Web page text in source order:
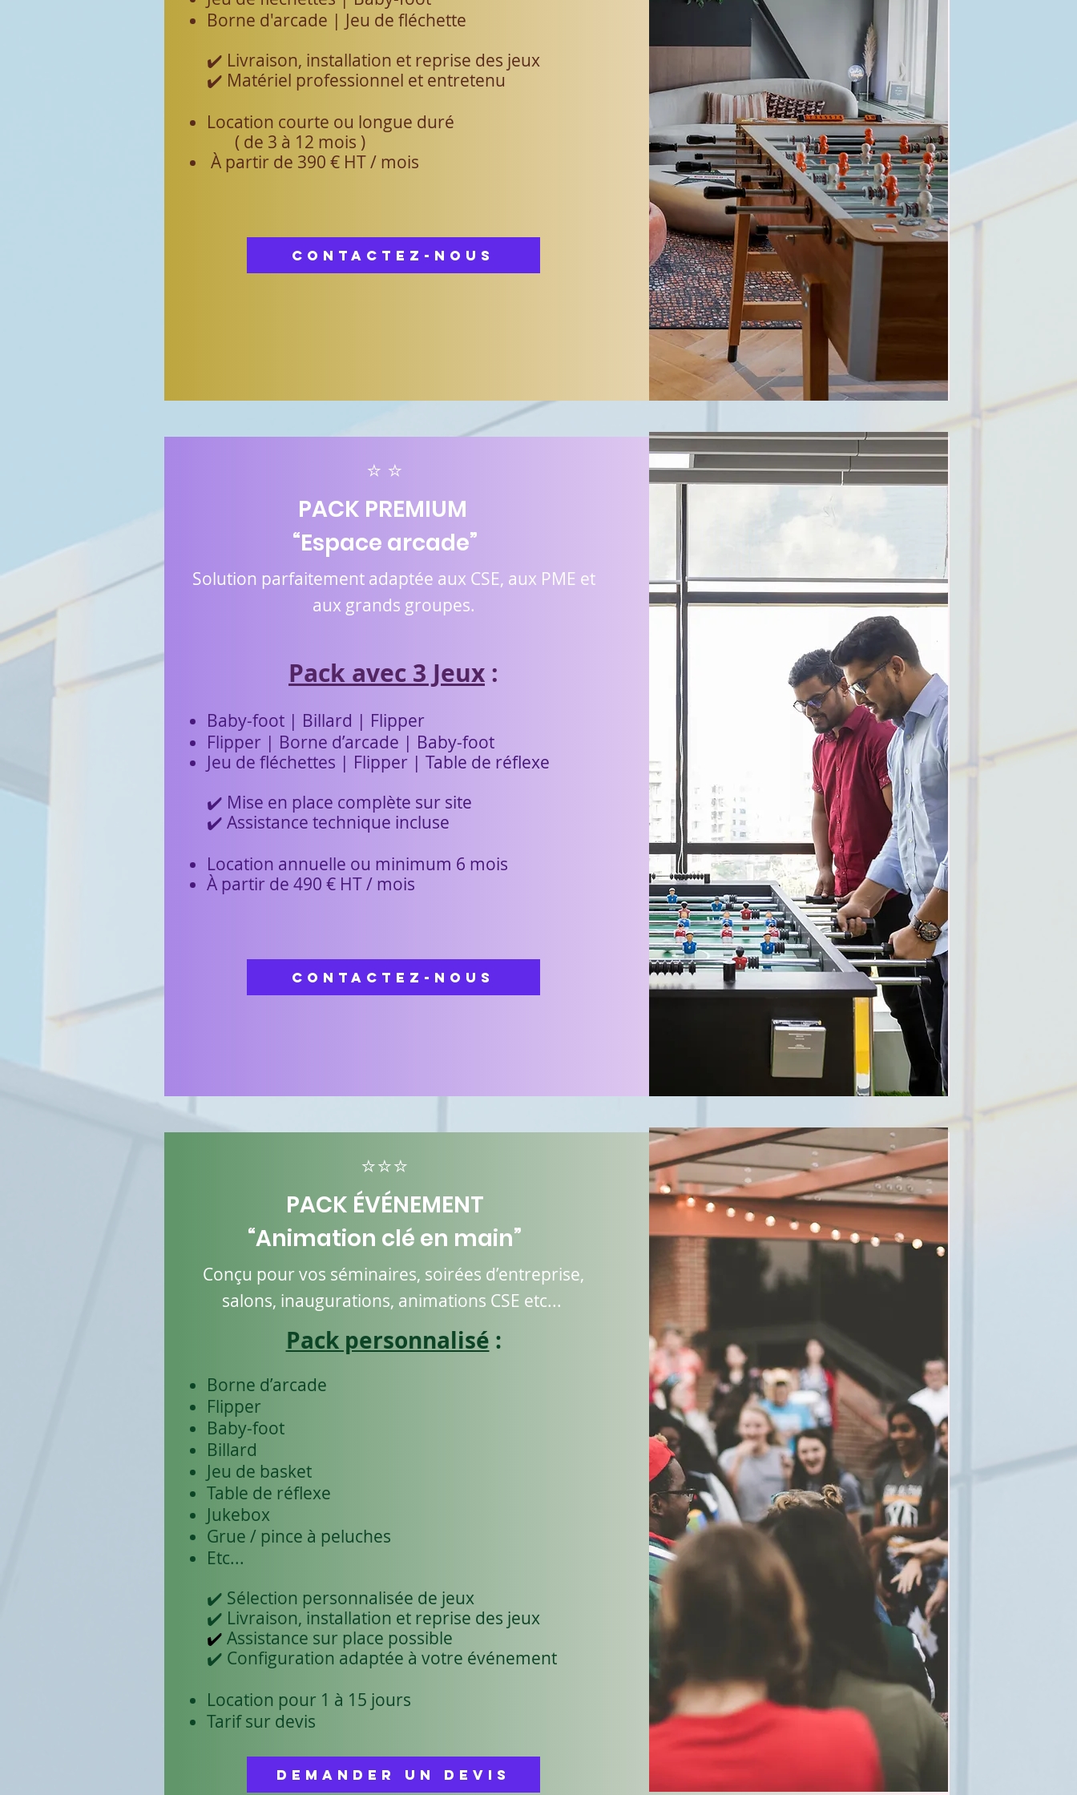
Borne d'arcade | Jeu de fléchette
✔️ Livraison, installation et reprise des jeux
✔️ Matériel professionnel et entretenu
Location courte ou longue duré
( de 3 à 12 mois )
À partir de 390 € HT​/ mois
Contactez-nous
⭐ ⭐
PACK PREMIUM
“Espace arcade”
Solution parfaitement adaptée aux CSE, aux PME et
aux grands groupes.
Pack avec 3 Jeux :
Baby-foot | Billard | Flipper
Flipper | Borne d’arcade | Baby-foot
Jeu de fléchettes | Flipper | Table de réflexe
✔️ Mise en place complète sur site
✔️ Assistance technique incluse
Location annuelle ou minimum 6 mois
À partir de 490 € HT​ / mois
Contactez-nous
⭐⭐⭐
PACK ÉVÉNEMENT
“Animation clé en main”
Conçu pour vos séminaires, soirées d’entreprise,
salons, inaugurations, animations CSE etc...
Pack personnalisé :
Borne d’arcade
Flipper
Baby-foot
Billard
Jeu de basket
Table de réflexe
Jukebox
Grue / pince à peluches
Etc...
✔️ Sélection personnalisée de jeux
✔️ Livraison, installation et reprise des jeux
✔️ Assistance sur place possible
✔️ Configuration adaptée à votre événement
Location pour 1 à 15 jours
Tarif sur devis
Demander un devis